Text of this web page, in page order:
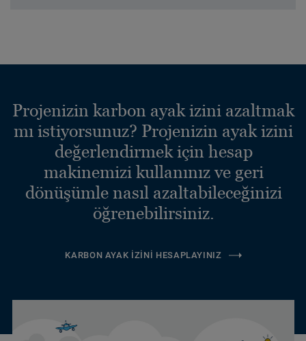
Projenizin karbon ayak izini azaltmak
mı istiyorsunuz? Projenizin ayak izini
değerlendirmek için hesap
makinemizi kullanınız ve geri
dönüşümle nasıl azaltabileceğinizi
öğrenebilirsiniz.
KARBON AYAK İZINI HESAPLAYINIZ